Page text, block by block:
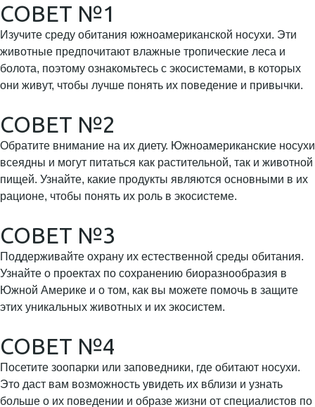
СОВЕТ №1
Изучите среду обитания южноамериканской носухи. Эти
животные предпочитают влажные тропические леса и
болота, поэтому ознакомьтесь с экосистемами, в которых
они живут, чтобы лучше понять их поведение и привычки.
СОВЕТ №2
Обратите внимание на их диету. Южноамериканские носухи
всеядны и могут питаться как растительной, так и животной
пищей. Узнайте, какие продукты являются основными в их
рационе, чтобы понять их роль в экосистеме.
СОВЕТ №3
Поддерживайте охрану их естественной среды обитания.
Узнайте о проектах по сохранению биоразнообразия в
Южной Америке и о том, как вы можете помочь в защите
этих уникальных животных и их экосистем.
СОВЕТ №4
Посетите зоопарки или заповедники, где обитают носухи.
Это даст вам возможность увидеть их вблизи и узнать
больше о их поведении и образе жизни от специалистов по